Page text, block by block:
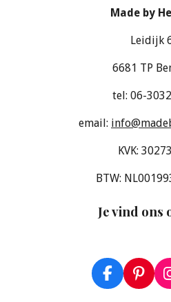
Made by
Leidijk
6681 TP
tel: 06-
email:
KVK:
BTW:
Je vind ons
F
a
P
i